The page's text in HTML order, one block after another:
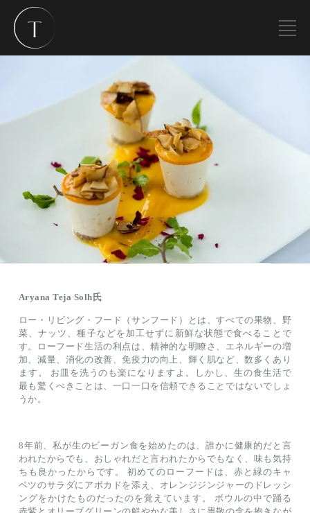
Aryana Teja Solh氏
ロー・リビング・フード（サンフード）とは、すべての果物、野
菜、ナッツ、種子などを加工せずに新鮮な状態で食べることで
す。ローフード生活の利点は、精神的な明瞭さ、エネルギーの増
加、減量、消化の改善、免疫力の向上、輝く肌など、数多くあり
ます。 お皿を洗うのも楽になりますよ。しかし、生の食生活で
最も驚くべきことは、一口一口を信頼できることではないでしょ
うか。
8年前、私が生のビーガン食を始めたのは、誰かに健康的だと言
われたからでも、おしゃれだと言われたからでもなく、味も気持
ちも良かったからです。 初めてのローフードは、赤と緑のキャ
ベツのサラダにアボカドを添え、オレンジジンジャーのドレッシ
ングをかけたものだったのを覚えています。 ボウルの中で踊る